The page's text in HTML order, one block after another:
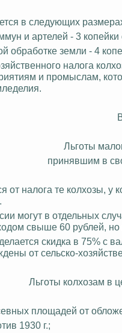
в следующих
и артелей - 3
обработке земли - 4
налога
и промыслам,
Льготы
принявшим в
налога те колхозы, у
могут в отдельных
свыше 60 рублей, но
скидка в 75% с
от сельско-
Льготы колхозам в
площадей от
1930 г.;